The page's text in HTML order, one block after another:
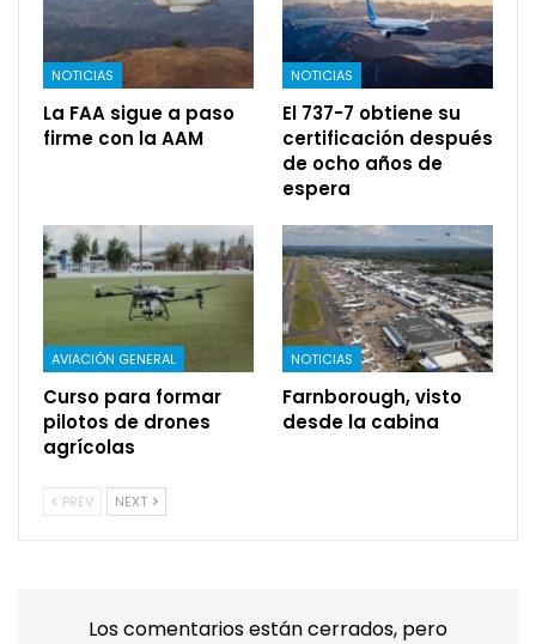
NOTICIAS
La FAA sigue a paso
firme con la AAM
NOTICIAS
El 737-7 obtiene su
certificación después
de ocho años de
espera
AVIACIÓN GENERAL
Curso para formar
pilotos de drones
agrícolas
NOTICIAS
Farnborough, visto
desde la cabina
PREV NEXT
Los comentarios están cerrados, pero